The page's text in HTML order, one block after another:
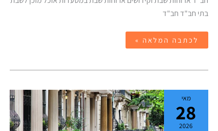
בתי חב"ד חב"ד
לכתבה המלאה »
מאי
28
2026
בניו
יורק